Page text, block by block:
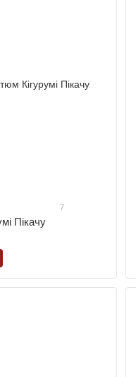
7
Пікачу